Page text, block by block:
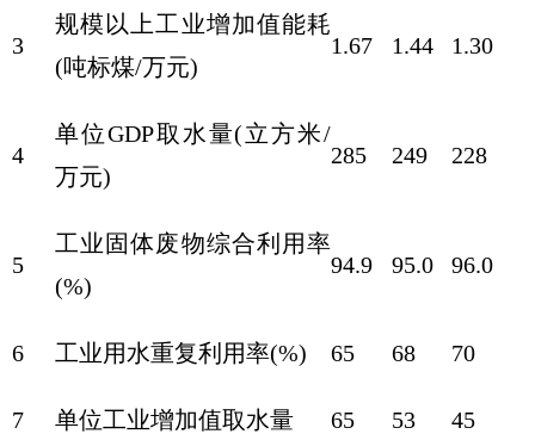
3
规模以上工业增加值能耗
(吨标煤/万元)
1.67 1.44 1.30
4
单位GDP取水量(立方米/
万元)
285 249 228
5
工业固体废物综合利用率
(%)
94.9 95.0 96.0
6 工业用水重复利用率(%) 65 68 70
7 单位工业增加值取水量 65 53 45